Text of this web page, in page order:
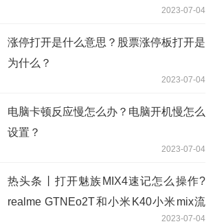
2023-07-04
涨停打开是什么意思？股票涨停板打开是
为什么？
2023-07-04
电脑卡顿反应慢怎么办？电脑开机慢怎么
设置？
2023-07-04
热头条丨打开魅族MIX4速记怎么操作?
realme GTNEo2T和小米K40小米mix流
2023-07-04